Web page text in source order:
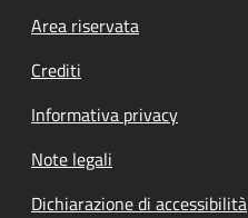
Footer menu
Area riservata
Crediti
Informativa privacy
Note legali
Dichiarazione di accessibilità